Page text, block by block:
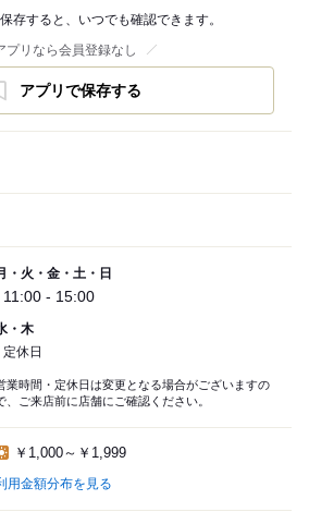
存すると、いつでも確認できます。
プリなら会員登録なし
アプリで保存する
・火・金・土・日
11:00 - 15:00
・木
定休日
業時間・定休日は変更となる場合がございますの
、ご来店前に店舗にご確認ください。
￥1,000～￥1,999
用金額分布を見る